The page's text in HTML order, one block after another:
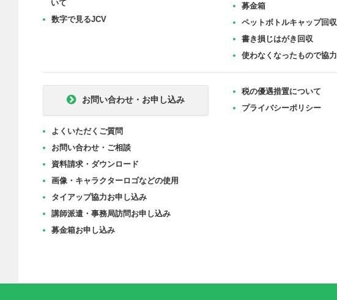
いて
数字で見るJCV
募金箱
ペットボトルキャップ回収
書き損じはがき回収
使わなくなったもので協力
お問い合わせ・お申し込み
よくいただくご質問
お問い合わせ・ご相談
資料請求・ダウンロード
画像・キャラクターロゴなどの使用
タイアップ協力お申し込み
講師派遣・事務局訪問お申し込み
募金箱お申し込み
税の優遇措置について
プライバシーポリシー